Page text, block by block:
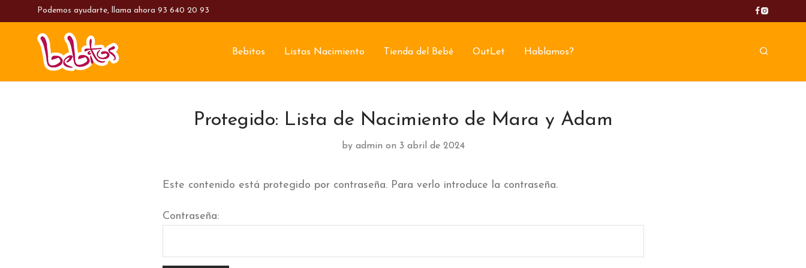
Podemos ayudarte, llama ahora 93 640 20 93
Bebitos Listas Nacimiento Tienda del Bebé OutLet Hablamos?
Protegido: Lista de Nacimiento de Mara y Adam
by admin on 3 abril de 2024
Este contenido está protegido por contraseña. Para verlo introduce la contraseña.
Contraseña: